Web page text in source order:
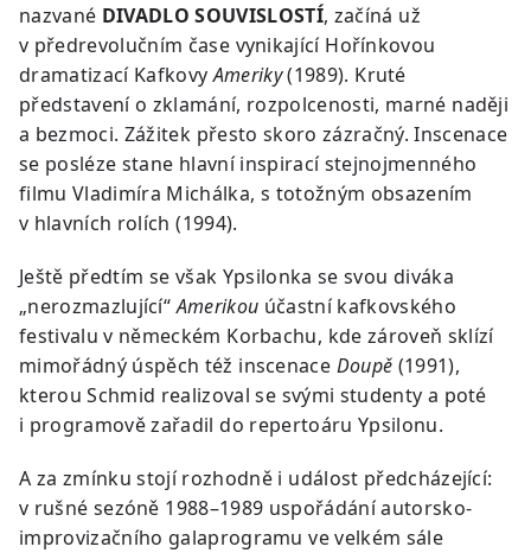
nazvané DIVADLO SOUVISLOSTÍ, začíná už
v předrevolučním čase vynikající Hořínkovou
dramatizací KafkovyAmeriky(1989). Kruté
představení o zklamání, rozpolcenosti, marné naději
a bezmoci. Zážitek přesto skoro zázračný. Inscenace
se posléze stane hlavní inspirací stejnojmenného
filmu Vladimíra Michálka, s totožným obsazením
v hlavních rolích (1994).
Ještě předtím se však Ypsilonka se svou diváka
„nerozmazlující“Amerikou účastní kafkovského
festivalu v německém Korbachu, kde zároveň sklízí
mimořádný úspěch též inscenace Doupě (1991),
kterou Schmid realizoval se svými studenty a poté
i programově zařadil do repertoáru Ypsilonu.
A za zmínku stojí rozhodně i událost předcházející:
v rušné sezóně 1988–1989 uspořádání autorsko-
improvizačního galaprogramu ve velkém sále